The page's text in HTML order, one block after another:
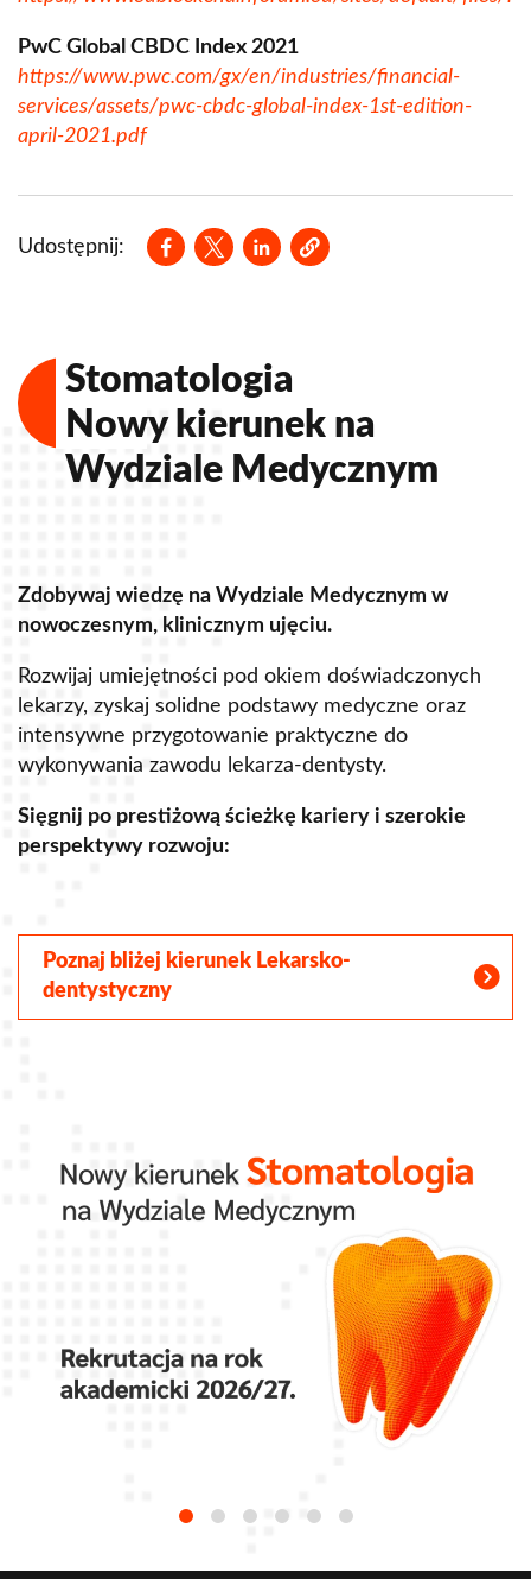
PwC Global CBDC Index 2021
https://www.pwc.com/gx/en/industries/financial-
services/assets/pwc-cbdc-global-index-1st-edition-
april-2021.pdf
Udostępnij:
Opens in a new window
Opens in a new window
Opens in a new window
Stomatologia
Nowy kierunek na
Wydziale Medycznym
Zdobywaj wiedzę na Wydziale Medycznym w
nowoczesnym, klinicznym ujęciu.
Rozwijaj umiejętności pod okiem doświadczonych
lekarzy, zyskaj solidne podstawy medyczne oraz
intensywne przygotowanie praktyczne do
wykonywania zawodu lekarza-dentysty.
Sięgnij po prestiżową ścieżkę kariery i szerokie
perspektywy rozwoju:
Poznaj bliżej kierunek Lekarsko-
dentystyczny